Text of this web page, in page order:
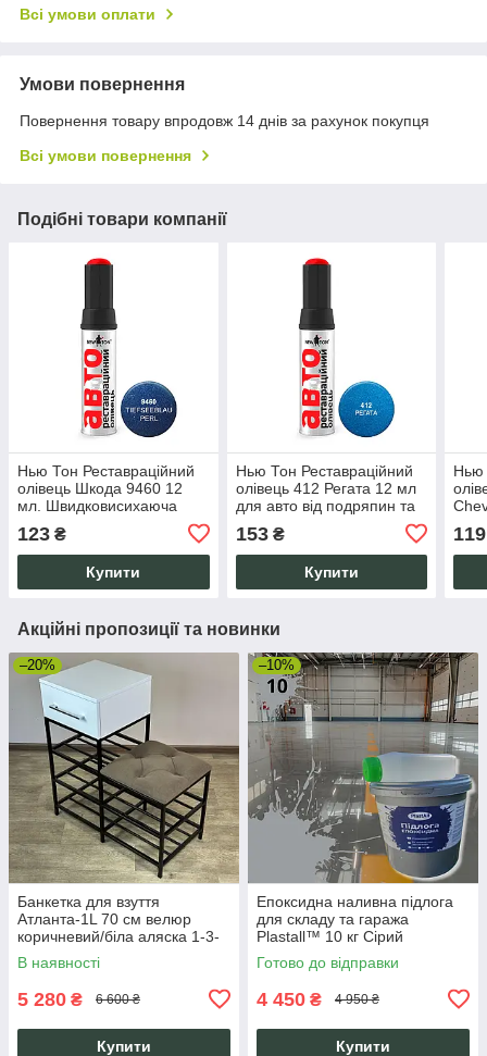
Всі умови оплати
Умови повернення
Повернення товару впродовж 14 днів за рахунок покупця
Всі умови повернення
Подібні товари компанії
Нью Тон Реставраційний
олівець Шкода 9460 12
мл. Швидковисихаюча
фарба-емаль для відколів
та подряпин авто
123 ₴
Купити
Нью Тон Реставраційний
олівець 412 Регата 12 мл
для авто від подряпин та
153₴
Купити
Нью
119
Акційні пропозиції та новинки
–20%
Банкетка для взуття
Атланта-1L 70 см велюр
коричневий/біла аляска 1-3-
9005
В наявності
5 280 ₴ 6 600 ₴
Купити
–10%
Епоксидна наливна підлога
для складу та гаража
Plastall™ 10 кг Сірий
Готово до відправки
4 450 ₴ 4 950 ₴
Купити